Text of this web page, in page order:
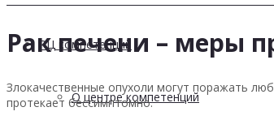
РЦ компетенций
О центре компетенций
Рак печени – меры
Злокачественные опухоли могут поражать
протекает бессимптомно.